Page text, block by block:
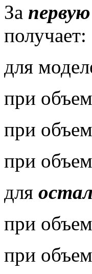
За первую
получает:
для
при
при
при
для
при
при